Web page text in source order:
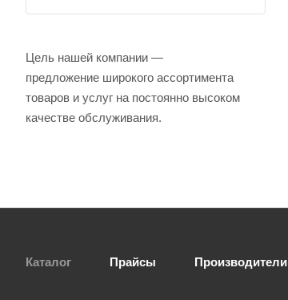
Цель нашей компании —
предложение широкого ассортимента
товаров и услуг на постоянно высоком
качестве обслуживания.
Каталог Прайсы Производители